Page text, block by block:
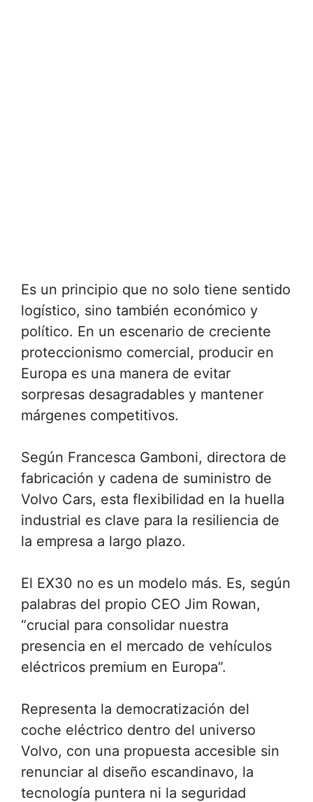
Es un principio que no solo tiene sentido
logístico, sino también económico y
político. En un escenario de creciente
proteccionismo comercial, producir en
Europa es una manera de evitar
sorpresas desagradables y mantener
márgenes competitivos.
Según Francesca Gamboni, directora de
fabricación y cadena de suministro de
Volvo Cars, esta flexibilidad en la huella
industrial es clave para la resiliencia de
la empresa a largo plazo.
El EX30 no es un modelo más. Es, según
palabras del propio CEO Jim Rowan,
“crucial para consolidar nuestra
presencia en el mercado de vehículos
eléctricos premium en Europa”.
Representa la democratización del
coche eléctrico dentro del universo
Volvo, con una propuesta accesible sin
renunciar al diseño escandinavo, la
tecnología puntera ni la seguridad